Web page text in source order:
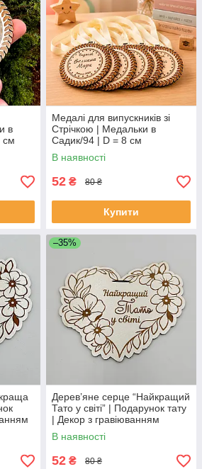
в
см
Медалі для випускників зі
Стрічкою | Медальки в
Садик/94 | D = 8 см
В наявності
52 ₴ 80 ₴
Купити
–35%
Дерев’яне серце “Найкращий
Тато у світі” | Подарунок тату
| Декор з гравіюванням
В наявності
52 ₴ 80 ₴